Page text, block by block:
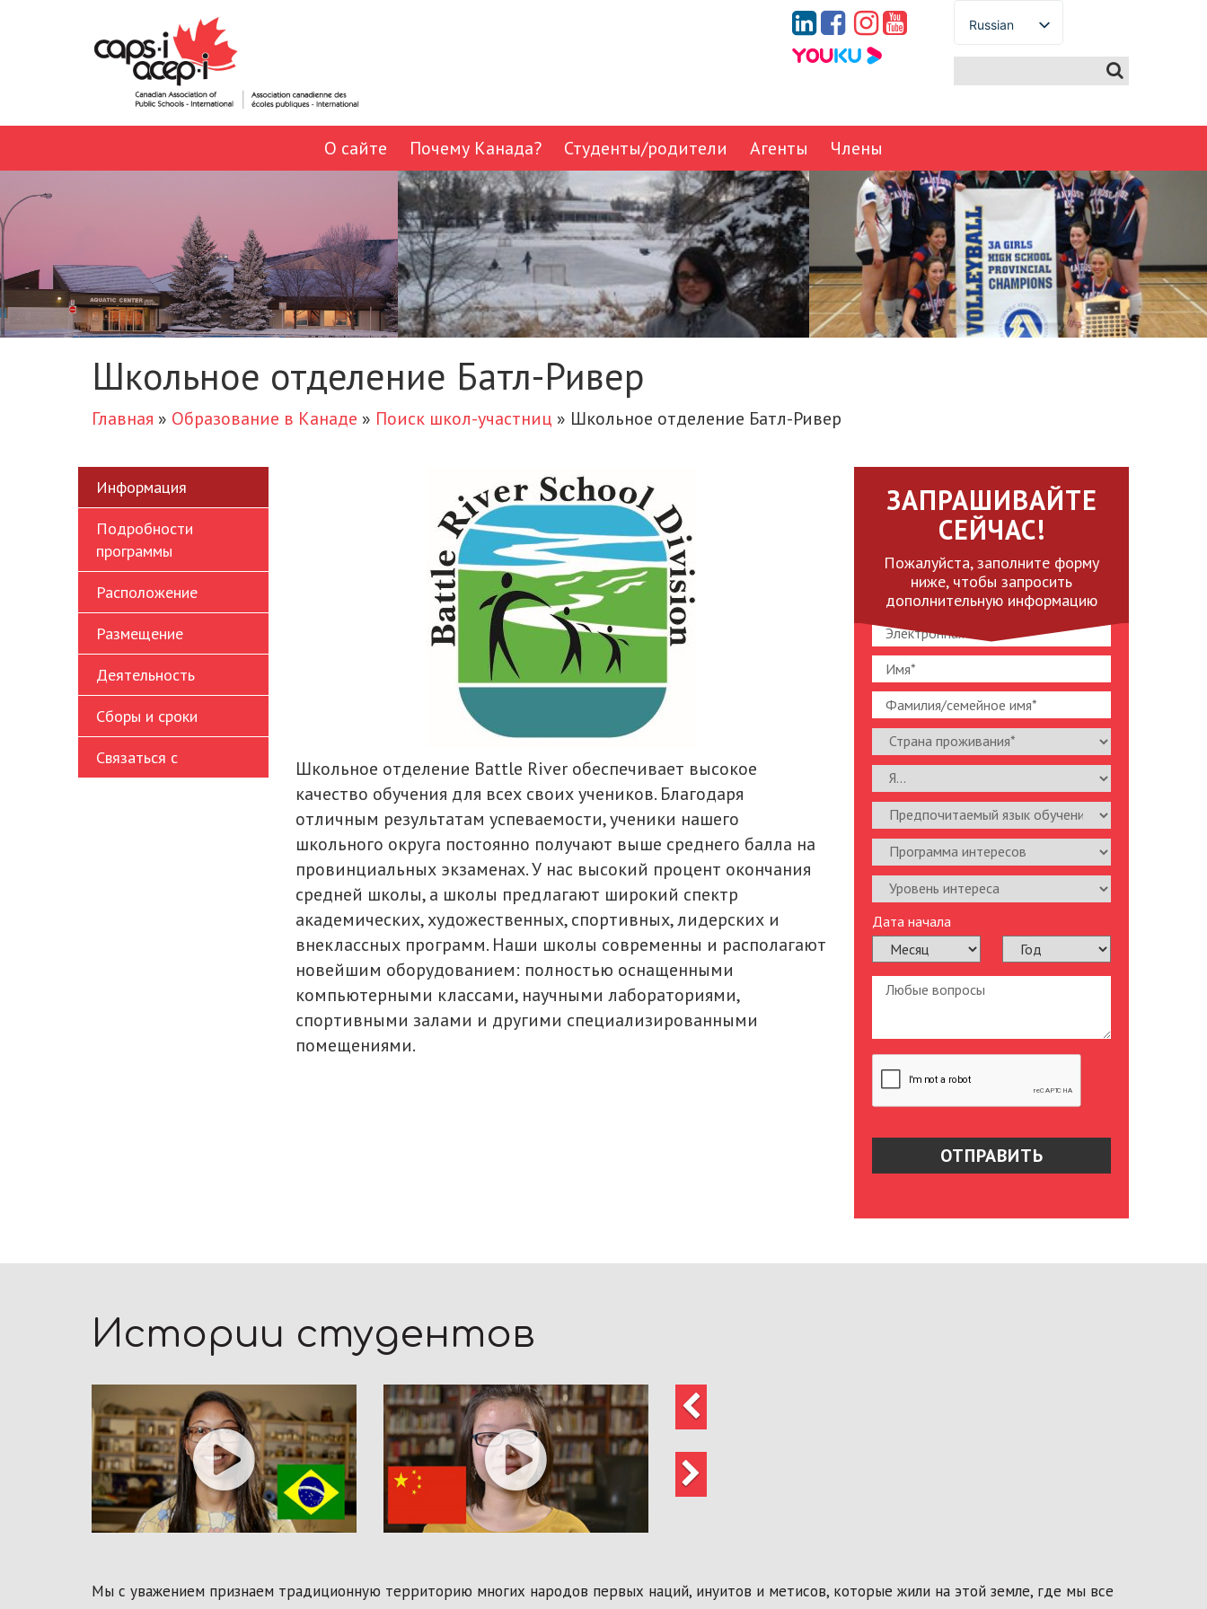
Russian
German
Portuguese
Arabic
Japanese
Korean
Chinese
Thai
Turkish
О сайте Почему Канада? Студенты/родители Агенты Члены
Школьное отделение Батл-Ривер
Главная » Образование в Канаде » Поиск школ-участниц » Школьное отделение Батл-Ривер
Информация
Подробности
программы
Расположение
Размещение
Деятельность
Сборы и сроки
Связаться с
Школьное отделение Battle River обеспечивает высокое
качество обучения для всех своих учеников. Благодаря
отличным результатам успеваемости, ученики нашего
школьного округа постоянно получают выше среднего балла на
провинциальных экзаменах. У нас высокий процент окончания
средней школы, а школы предлагают широкий спектр
академических, художественных, спортивных, лидерских и
внеклассных программ. Наши школы современны и располагают
новейшим оборудованием: полностью оснащенными
компьютерными классами, научными лабораториями,
спортивными залами и другими специализированными
помещениями.
ЗАПРАШИВАЙТЕ
СЕЙЧАС!
Пожалуйста, заполните форму
ниже, чтобы запросить
дополнительную информацию
Дата начала
Истории студентов
Предыдущий
Следующий
Мы с уважением признаем традиционную территорию многих народов первых наций, инуитов и метисов, которые жили на этой земле, где мы все